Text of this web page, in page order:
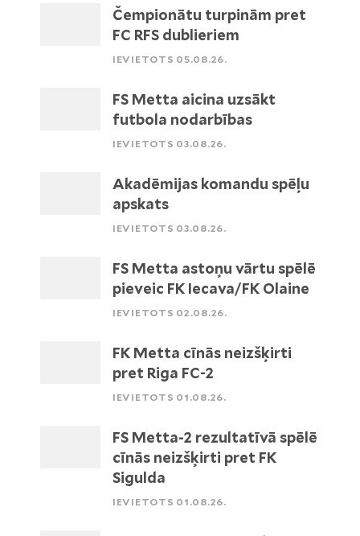
Čempionātu turpinām pret
FC RFS dublieriem
IEVIETOTS 05.08.26.
FS Metta aicina uzsākt
futbola nodarbības
IEVIETOTS 03.08.26.
Akadēmijas komandu spēļu
apskats
IEVIETOTS 03.08.26.
FS Metta astoņu vārtu spēlē
pieveic FK Iecava/FK Olaine
IEVIETOTS 02.08.26.
FK Metta cīnās neizšķirti
pret Riga FC-2
IEVIETOTS 01.08.26.
FS Metta-2 rezultatīvā spēlē
cīnās neizšķirti pret FK
Sigulda
IEVIETOTS 01.08.26.